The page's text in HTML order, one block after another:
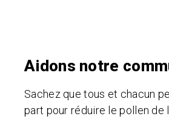
Aidons notre
Sachez que tous et chacun
part pour réduire le pollen de